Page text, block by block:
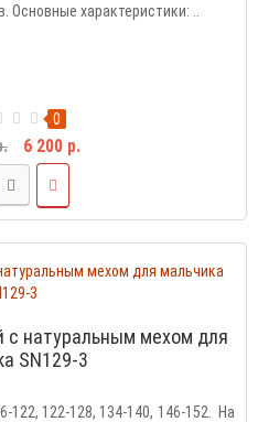
характеристики: ..
0
6 200 р.
с натуральным мехом для
SN129-3
122, 122-128, 134-140, 146-152. На